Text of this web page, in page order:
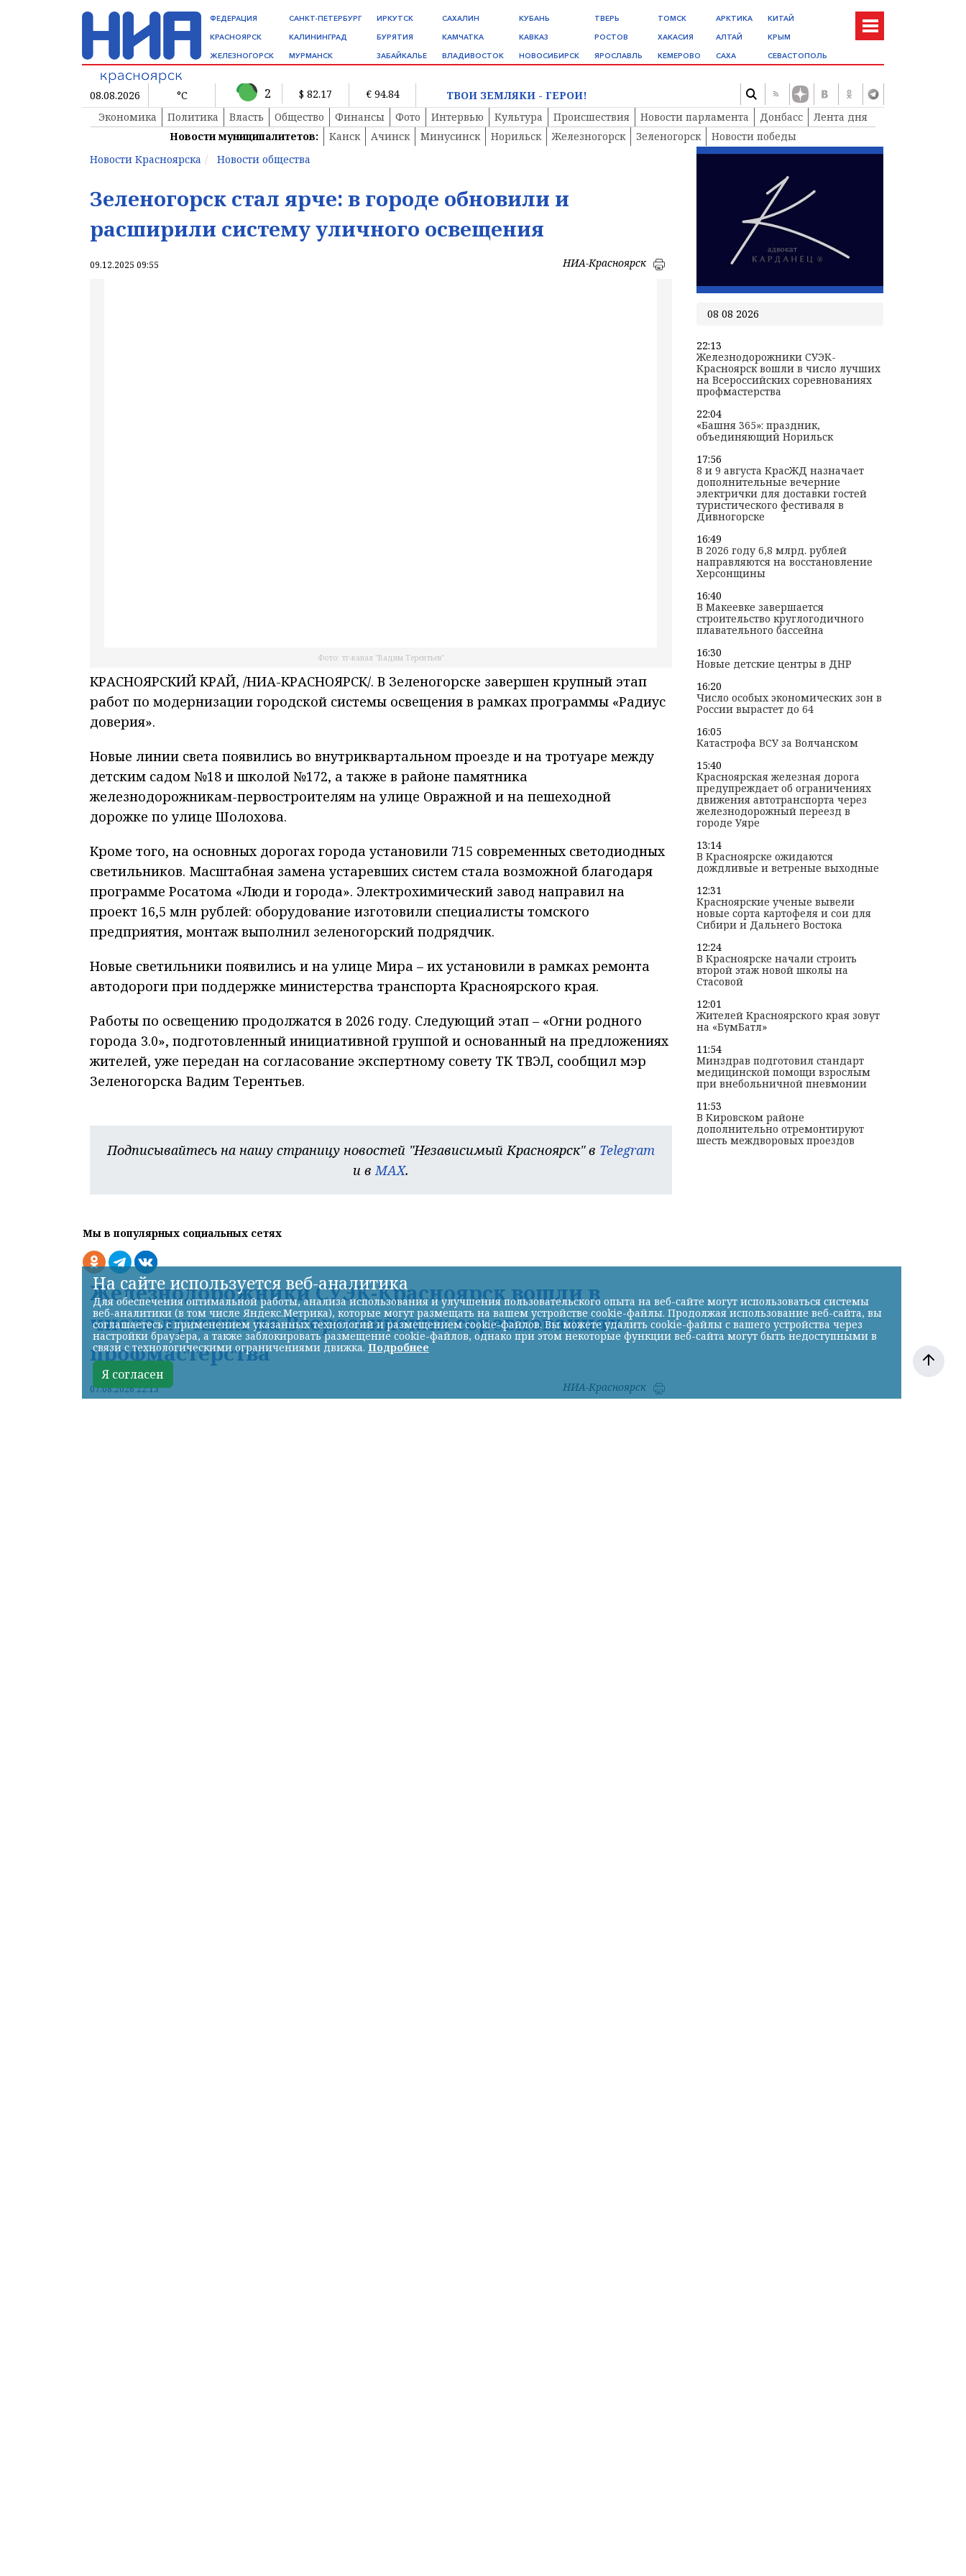
ФЕДЕРАЦИЯ
КРАСНОЯРСК
ЖЕЛЕЗНОГОРСК
САНКТ-ПЕТЕРБУРГ
КАЛИНИНГРАД
МУРМАНСК
ИРКУТСК
БУРЯТИЯ
ЗАБАЙКАЛЬЕ
САХАЛИН
КАМЧАТКА
ВЛАДИВОСТОК
КУБАНЬ
КАВКАЗ
НОВОСИБИРСК
ТВЕРЬ
РОСТОВ
ЯРОСЛАВЛЬ
ТОМСК
ХАКАСИЯ
КЕМЕРОВО
АРКТИКА
АЛТАЙ
САХА
КИТАЙ
КРЫМ
СЕВАСТОПОЛЬ
08.08.2026 °C 2 $ 82.17 € 94.84
ТВОИ ЗЕМЛЯКИ - ГЕРОИ!
Экономика
Политика Власть Общество Финансы Фото Интервью Культура Происшествия Новости парламента Донбасс
Лента дня
Новости муниципалитетов:
Канск Ачинск Минусинск Норильск Железногорск Зеленогорск
Новости победы
Новости Красноярска
Новости общества
Зеленогорск стал ярче: в городе обновили и
расширили систему уличного освещения
09.12.2025 09:55 НИА-Красноярск
Фото: тг-канал "Вадим Терентьев"
КРАСНОЯРСКИЙ КРАЙ, /НИА-КРАСНОЯРСК/. В Зеленогорске завершен крупный этап
работ по модернизации городской системы освещения в рамках программы «Радиус
доверия».
Новые линии света появились во внутриквартальном проезде и на тротуаре между
детским садом №18 и школой №172, а также в районе памятника
железнодорожникам-первостроителям на улице Овражной и на пешеходной
дорожке по улице Шолохова.
Кроме того, на основных дорогах города установили 715 современных светодиодных
светильников. Масштабная замена устаревших систем стала возможной благодаря
программе Росатома «Люди и города». Электрохимический завод направил на
проект 16,5 млн рублей: оборудование изготовили специалисты томского
предприятия, монтаж выполнил зеленогорский подрядчик.
Новые светильники появились и на улице Мира – их установили в рамках ремонта
автодороги при поддержке министерства транспорта Красноярского края.
Работы по освещению продолжатся в 2026 году. Следующий этап – «Огни родного
города 3.0», подготовленный инициативной группой и основанный на предложениях
жителей, уже передан на согласование экспертному совету ТК ТВЭЛ, сообщил мэр
Зеленогорска Вадим Терентьев.
Подписывайтесь на нашу страницу новостей "Независимый Красноярск" в Telegram
и в MAX.
Мы в популярных социальных сетях
Железнодорожники СУЭК-Красноярск вошли в
число лучших на Всероссийских соревнованиях
профмастерства
07.08.2026 22:13 НИА-Красноярск
08 08 2026
22:13
Железнодорожники СУЭК-
Красноярск вошли в число лучших
на Всероссийских соревнованиях
профмастерства
22:04
«Башня 365»: праздник,
объединяющий Норильск
17:56
8 и 9 августа КрасЖД назначает
дополнительные вечерние
электрички для доставки гостей
туристического фестиваля в
Дивногорске
16:49
В 2026 году 6,8 млрд. рублей
направляются на восстановление
Херсонщины
16:40
В Макеевке завершается
строительство круглогодичного
плавательного бассейна
16:30
Новые детские центры в ДНР
16:20
Число особых экономических зон в
России вырастет до 64
16:05
Катастрофа ВСУ за Волчанском
15:40
Красноярская железная дорога
предупреждает об ограничениях
движения автотранспорта через
железнодорожный переезд в
городе Уяре
13:14
В Красноярске ожидаются
дождливые и ветреные выходные
12:31
Красноярские ученые вывели
новые сорта картофеля и сои для
Сибири и Дальнего Востока
12:24
В Красноярске начали строить
второй этаж новой школы на
Стасовой
12:01
Жителей Красноярского края зовут
на «БумБатл»
11:54
Минздрав подготовил стандарт
медицинской помощи взрослым
при внебольничной пневмонии
11:53
В Кировском районе
дополнительно отремонтируют
шесть междворовых проездов
На сайте используется веб-аналитика
Для обеспечения оптимальной работы, анализа использования и улучшения пользовательского опыта на веб-сайте могут использоваться системы
веб-аналитики (в том числе Яндекс.Метрика), которые могут размещать на вашем устройстве cookie-файлы. Продолжая использование веб-сайта, вы
соглашаетесь с применением указанных технологий и размещением cookie-файлов. Вы можете удалить cookie-файлы с вашего устройства через
настройки браузера, а также заблокировать размещение cookie-файлов, однако при этом некоторые функции веб-сайта могут быть недоступными в
связи с технологическими ограничениями движка. Подробнее
Я согласен